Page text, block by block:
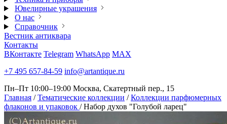
Ювелирные украшения
О нас
Справочник
Вестник антиквара
Контакты
ВКонтакте Telegram WhatsApp MAX
+7 495 657-84-59 info@artantique.ru
Пн–Пт 10:00–19:00 Москва, Скатертный пер., 15
Главная / Тематические коллекции / Коллекции парфюмерных
флаконов и упаковок / Набор духов "Голубой ларец"